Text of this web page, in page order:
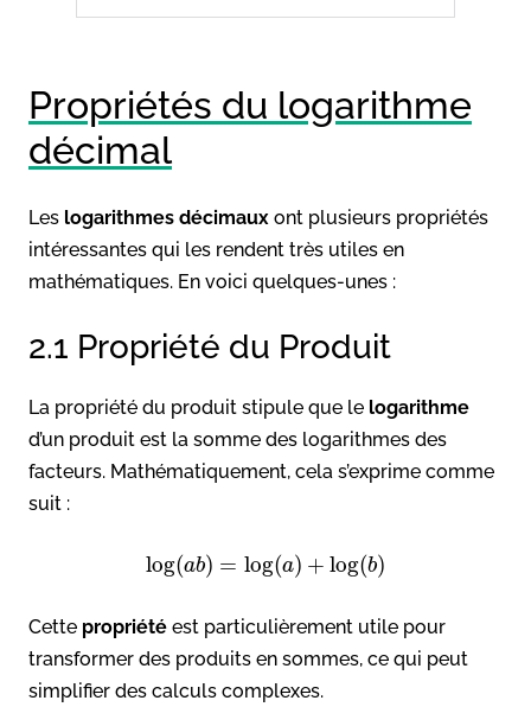
Propriétés du logarithme
décimal
Les logarithmes décimaux ont plusieurs propriétés
intéressantes qui les rendent très utiles en
mathématiques. En voici quelques-unes :
2.1 Propriété du Produit
La propriété du produit stipule que le logarithme
d’un produit est la somme des logarithmes des
facteurs. Mathématiquement, cela s’exprime comme
suit :
log(ab) = log(a) + log(b)
Cette propriété est particulièrement utile pour
transformer des produits en sommes, ce qui peut
simplifier des calculs complexes.